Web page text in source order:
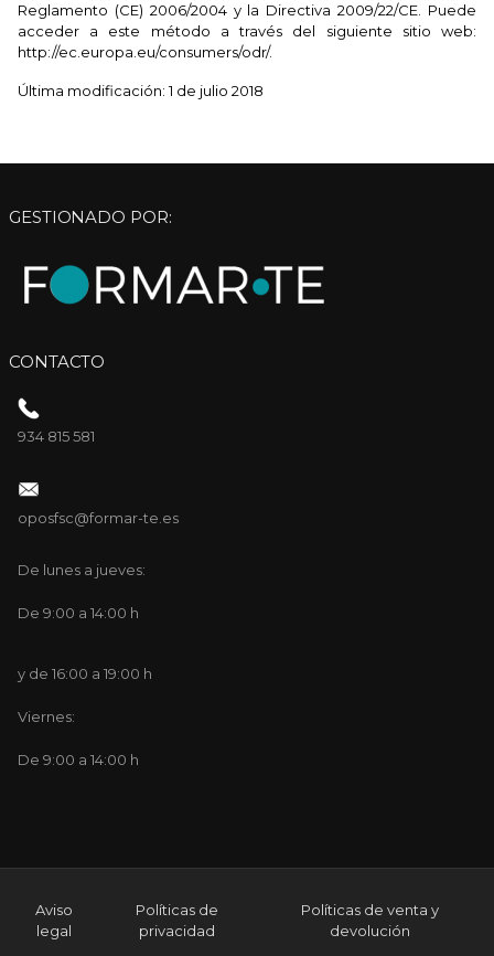
Reglamento (CE) 2006/2004 y la Directiva 2009/22/CE. Puede
acceder a este método a través del siguiente sitio web:
http://ec.europa.eu/consumers/odr/.
Última modificación: 1 de julio 2018
GESTIONADO POR:
CONTACTO
934 815 581
oposfsc@formar-te.es
De lunes a jueves:
De 9:00 a 14:00 h
y de 16:00 a 19:00 h
Viernes:
De 9:00 a 14:00 h
Aviso
legal
Políticas de
privacidad
Políticas de venta y
devolución